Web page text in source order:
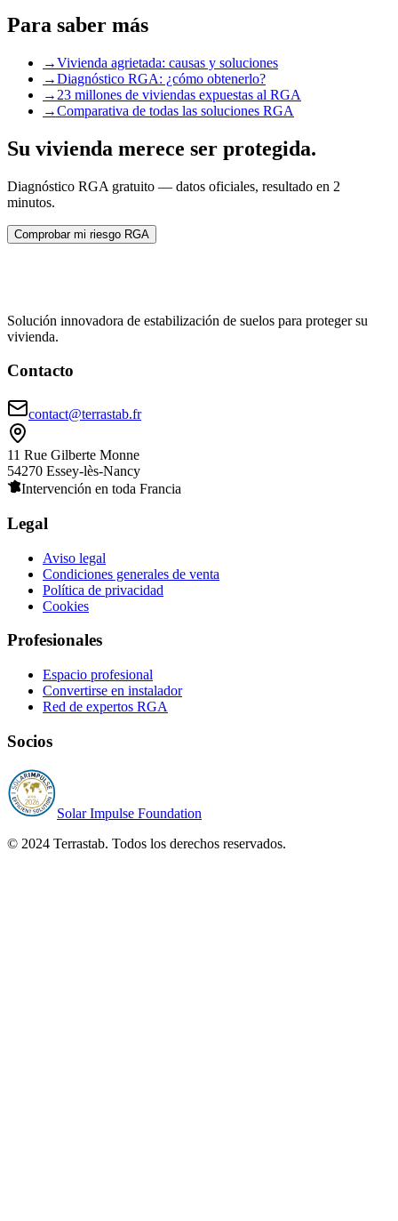
Para saber más
→Vivienda agrietada: causas y soluciones
→Diagnóstico RGA: ¿cómo obtenerlo?
→ 23 millones de viviendas expuestas al RGA
→Comparativa de todas las soluciones RGA
Su vivienda merece ser protegida.
Diagnóstico RGA gratuito — datos oficiales, resultado en 2
minutos.
Comprobar mi riesgo RGA
Solución innovadora de estabilización de suelos para proteger su
vivienda.
Contacto
contact@terrastab.fr
11 Rue Gilberte Monne
54270 Essey-lès-Nancy
Intervención en toda Francia
Legal
Aviso legal
Condiciones generales de venta
Política de privacidad
Cookies
Profesionales
Espacio profesional
Convertirse en instalador
Red de expertos RGA
Socios
Solar Impulse Foundation
© 2024 Terrastab. Todos los derechos reservados.